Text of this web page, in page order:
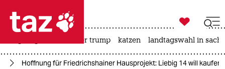
 taz zahl ich
taz zahl ich

taz zahl ich
usa unter trump katzen landtagswahl in
Hoffnung für Friedrichshainer Hausprojekt: Liebig 14 will kaufen